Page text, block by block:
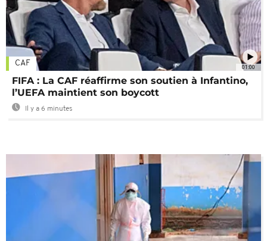
01:00
CAF
FIFA : La CAF réaffirme son soutien à Infantino,
l’UEFA maintient son boycott
Il y a 6 minutes